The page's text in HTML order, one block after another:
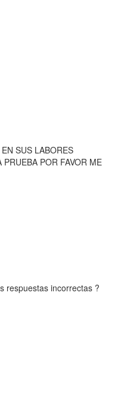
SUS LABORES
POR FAVOR ME
respuestas incorrectas ?